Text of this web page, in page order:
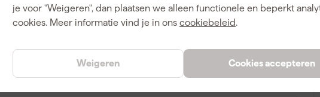
je voor "Weigeren", dan plaatsen we alleen functionele en beperkt
cookies. Meer informatie vind je in ons cookiebeleid.
Cookies accepteren
Weigeren
0.9 kg